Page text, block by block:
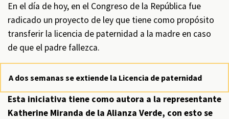
En el día de hoy, en el Congreso de la República fue
radicado un proyecto de ley que tiene como propósito
transferir la licencia de paternidad a la madre en caso
de que el padre fallezca.
A dos semanas se extiende la Licencia de paternidad
Esta iniciativa tiene como autora a la representante
Katherine Miranda de la Alianza Verde, con esto se